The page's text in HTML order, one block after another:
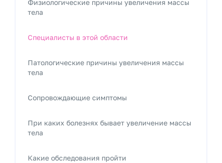
Физиологические причины увеличения массы
тела
Специалисты в этой области
Патологические причины увеличения массы
тела
Сопровождающие симптомы
При каких болезнях бывает увеличение массы
тела
Какие обследования пройти